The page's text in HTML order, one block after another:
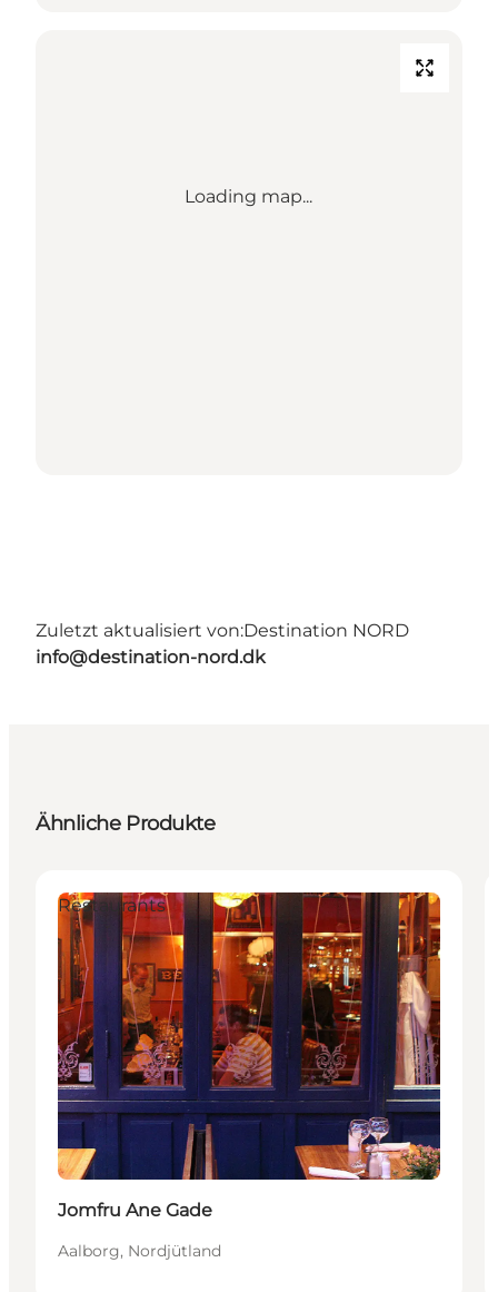
Loading map...
Zuletzt aktualisiert von:Destination NORD
info@destination-nord.dk
Ähnliche Produkte
Restaurants
Jomfru Ane Gade
Aalborg, Nordjütland